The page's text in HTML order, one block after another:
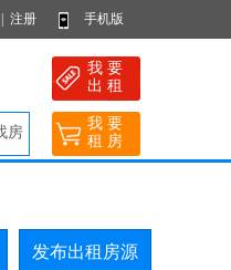
注册 手机版
房
我 要
出 租
我 要
租 房
发布出租房源